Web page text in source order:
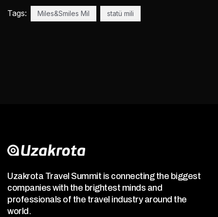
Tags: Miles&Smiles Mil statü mili
Uzakrota Travel Summit is connecting the biggest
companies with the brightest minds and
professionals of the travel industry around the
world.